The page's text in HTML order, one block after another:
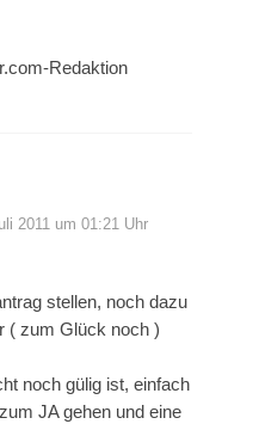
Redaktion
2011 um 01:21 Uhr
stellen, noch dazu
( zum Glück noch )
noch gülig ist, einfach
JA gehen und eine